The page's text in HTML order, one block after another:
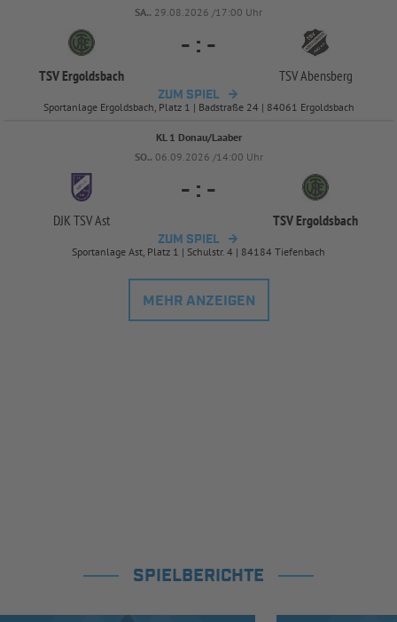
SA.. 29.08.2026 /17:00 Uhr
TSV Ergoldsbach
- : -
TSV Abensberg
ZUM SPIEL
Sportanlage Ergoldsbach, Platz 1 | Badstraße 24 | 84061 Ergoldsbach
KL 1 Donau/Laaber
SO.. 06.09.2026 /14:00 Uhr
DJK TSV Ast
- : -
TSV Ergoldsbach
ZUM SPIEL
Sportanlage Ast, Platz 1 | Schulstr. 4 | 84184 Tiefenbach
MEHR ANZEIGEN
SPIELBERICHTE